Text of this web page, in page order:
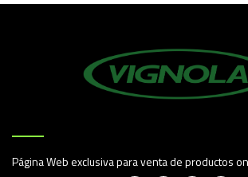
Página Web exclusiva para venta de productos